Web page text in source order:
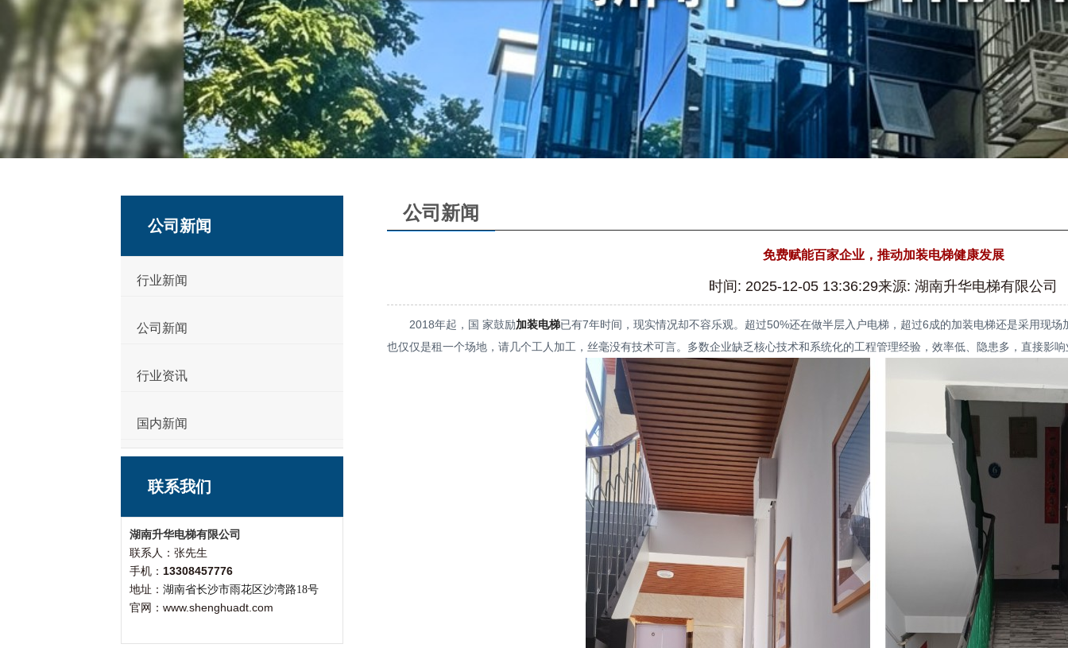
公司新闻
免费赋能百家企业，推动加装电梯健康发展
时间: 2025-12-05 13:36:29来源: 湖南升华电梯有限公司
2018年起，国 家鼓励加装电梯已有7年时间，现实情况却不容乐观。超过50%还在做半层入户电梯，超过6成的加装电梯还是采用现
也仅仅是租一个场地，请几个工人加工，丝毫没有技术可言。多数企业缺乏核心技术和系统化的工程管理经验，效率低、隐患多，直接影
公司新闻
行业新闻
公司新闻
行业资讯
国内新闻
联系我们
湖南升华电梯有限公司
联系人：张先生
手机： 13308457776
地址： 湖南省长沙市雨花区沙湾路18号
官网：www.shenghuadt.com